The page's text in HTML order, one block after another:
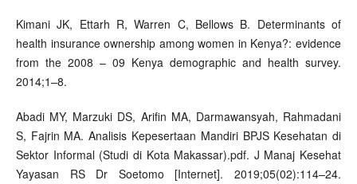
Kimani JK, Ettarh R, Warren C, Bellows B. Determinants of
health insurance ownership among women in Kenya?: evidence
from the 2008 – 09 Kenya demographic and health survey.
2014;1–8.
Abadi MY, Marzuki DS, Arifin MA, Darmawansyah, Rahmadani
S, Fajrin MA. Analisis Kepesertaan Mandiri BPJS Kesehatan di
Sektor Informal (Studi di Kota Makassar).pdf. J Manaj Kesehat
Yayasan RS Dr Soetomo [Internet]. 2019;05(02):114–24.